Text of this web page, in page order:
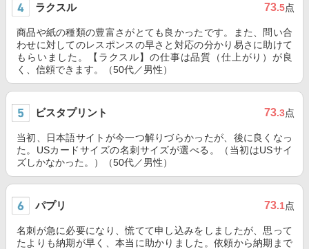
ラクスル 73.5点
商品や紙の種類の豊富さがとても良かったです。また、問い合
わせに対してのレスポンスの早さと対応の分かり易さに助けて
もらいました。【ラクスル】の仕事は品質（仕上がり）が良
く、信頼できます。（50代／男性）
ビスタプリント 73.3点
当初、日本語サイトが今一つ解りづらかったが、後に良くなっ
た。USカードサイズの名刺サイズが選べる。（当初はUSサイ
ズしかなかった。）（50代／男性）
パプリ 73.1点
名刺が急に必要になり、慌てて申し込みをしましたが、思って
たよりも納期が早く、本当に助かりました。依頼から納期まで